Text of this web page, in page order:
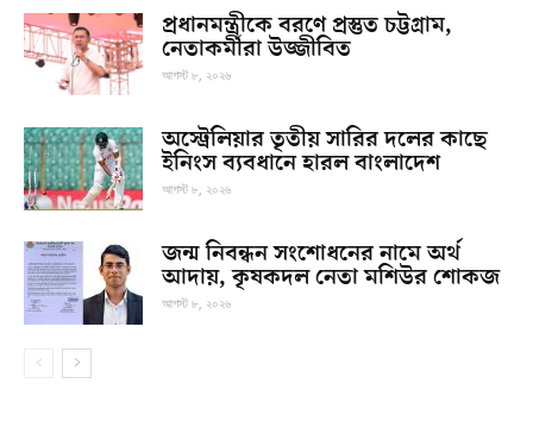
প্রধানমন্ত্রীকে বরণে প্রস্তুত চট্টগ্রাম,
নেতাকর্মীরা উজ্জীবিত
আগস্ট ৮, ২০২৬
অস্ট্রেলিয়ার তৃতীয় সারির দলের কাছে
ইনিংস ব্যবধানে হারল বাংলাদেশ
আগস্ট ৮, ২০২৬
জন্ম নিবন্ধন সংশোধনের নামে অর্থ
আদায়, কৃষকদল নেতা মশিউর শোকজ
আগস্ট ৮, ২০২৬